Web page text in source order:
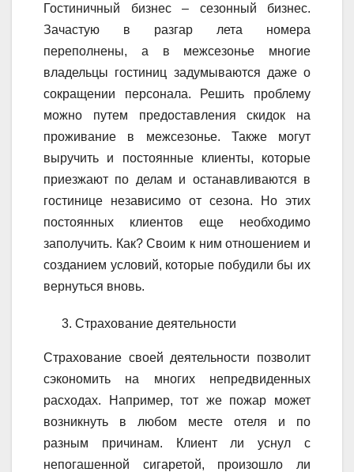
Гостиничный бизнес – сезонный бизнес.
Зачастую в разгар лета номера
переполнены, а в межсезонье многие
владельцы гостиниц задумываются даже о
сокращении персонала. Решить проблему
можно путем предоставления скидок на
проживание в межсезонье. Также могут
выручить и постоянные клиенты, которые
приезжают по делам и останавливаются в
гостинице независимо от сезона. Но этих
постоянных клиентов еще необходимо
заполучить. Как? Своим к ним отношением и
созданием условий, которые побудили бы их
вернуться вновь.
Страхование деятельности
Страхование своей деятельности позволит
сэкономить на многих непредвиденных
расходах. Например, тот же пожар может
возникнуть в любом месте отеля и по
разным причинам. Клиент ли уснул с
непогашенной сигаретой, произошло ли